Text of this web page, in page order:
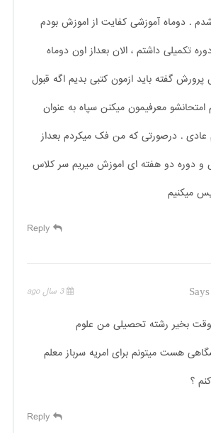
. دوماه آموزشی کفایت از اموزش بودم
تکمیلی داشتم ، الان بعداز اون دوماه
پرورش گفته باید ازمون کتبی بدیم اگه قبول
امتحانشو معرفیمون میکنن سپاه به عنوان
عادی . درصورتی که من فک میکردم بعداز
و دوره دو هفته ای اموزش میریم سر کلاس
میکنیم
Reply
Says 3 سال ago
بخیر رشته تحصیلی من علوم
هست میتونم برای امریه سرباز معلم
؟
Reply